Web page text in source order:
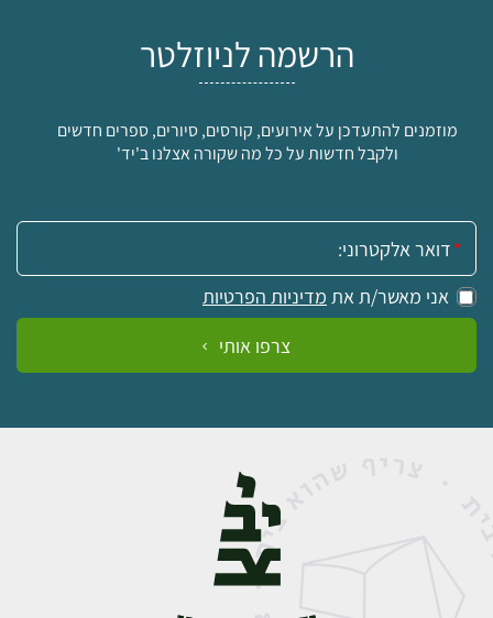
הרשמה לניוזלטר
מוזמנים להתעדכן על אירועים, קורסים, סיורים, ספרים חדשים
ולקבל חדשות על כל מה שקורה אצלנו ב'יד'
אימייל:
אני מאשר/ת את מדיניות הפרטיות
צרפו אותי